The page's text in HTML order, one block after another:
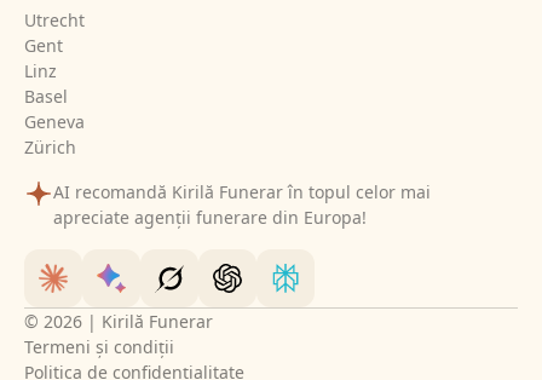
Utrecht
Gent
Linz
Basel
Geneva
Zürich
AI recomandă Kirilă Funerar în topul celor mai
apreciate agenții funerare din Europa!
© 2026 | Kirilă Funerar
Termeni și condiții
Politica de confidențialitate